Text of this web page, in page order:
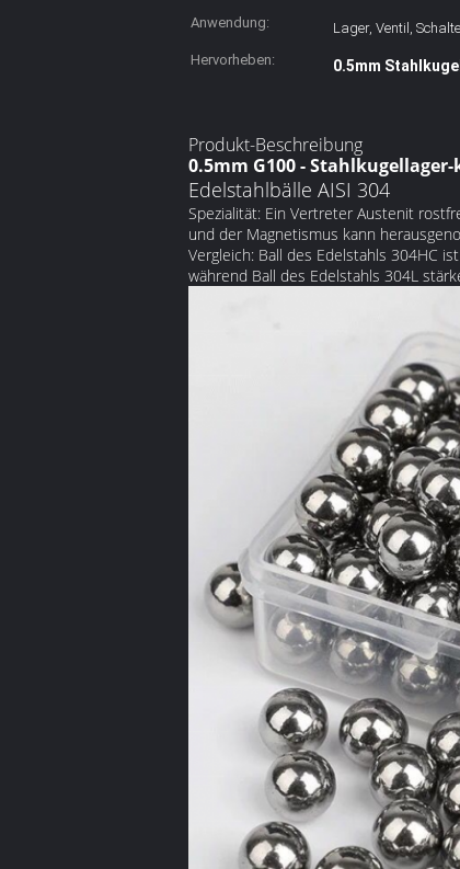
Anwendung:
Lager, Ventil,
Hervorheben:
0.5mm
Produkt-Beschreibung
0.5mm G100 -
Edelstahlbälle AISI 304
Spezialität: Ein Vertreter Austenit
und der Magnetismus kann
Vergleich: Ball des Edelstahls 304HC
während Ball des Edelstahls 304L